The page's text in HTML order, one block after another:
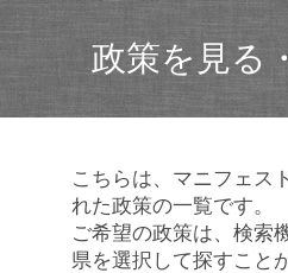
政策を見る
こちらは、マニフェス
れた政策の一覧です。
ご希望の政策は、検索
県を選択して探すこと